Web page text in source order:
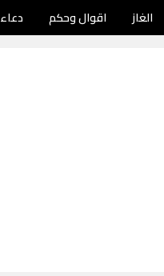
الغاز اقوال وحكم دعاء